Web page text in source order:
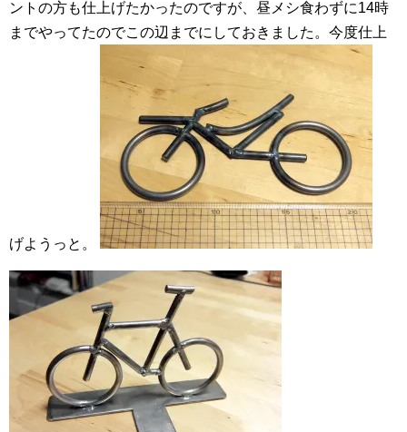
ントの方も仕上げたかったのですが、昼メシ食わずに14時
までやってたのでこの辺までにしておきました。今度仕上
げようっと。